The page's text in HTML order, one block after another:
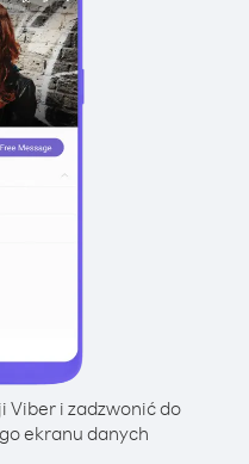
Viber i zadzwonić do
ekranu danych